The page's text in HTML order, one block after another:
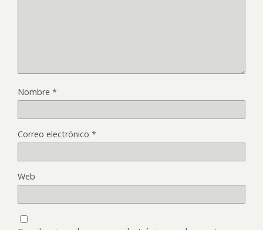
Nombre *
Correo electrónico *
Web